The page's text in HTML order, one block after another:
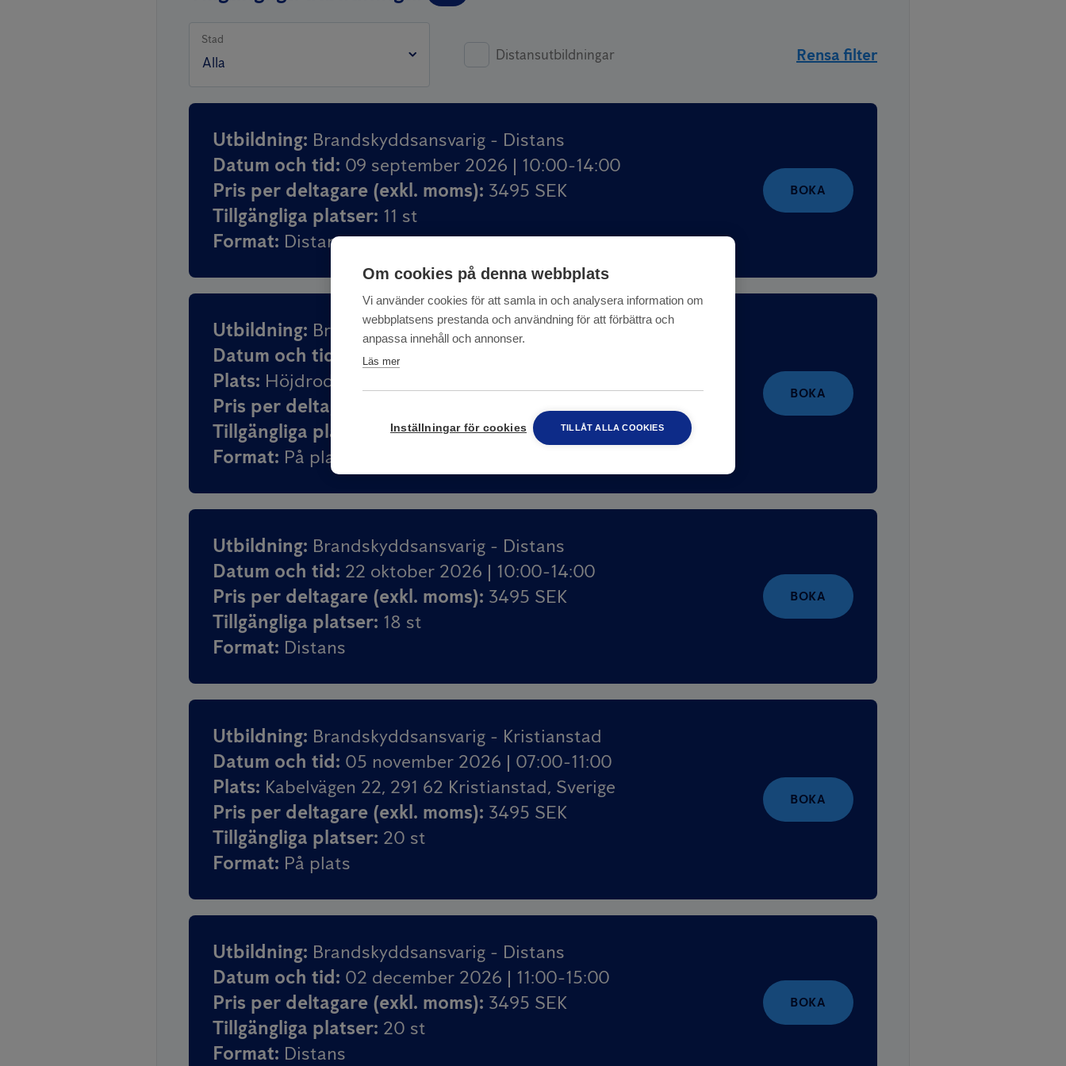
Stad
Distansutbildningar Rensa filter
Utbildning: Brandskyddsansvarig - Distans
Datum och tid: 09 september 2026 | 10:00-14:00
Pris per deltagare (exkl. moms): 3495 SEK
Tillgängliga platser: 11 st
Format: Distans
BOKA
Utbildning: Brandskyddsansvarig - Malmö
Datum och tid
08 oktober 2026 | 06:00-10:00
Plats: Höjdrodergatan 7, 212 39 Malmö, Sverige
Pris per deltagare (exkl. moms)
3495 SEK
Tillgängliga platser
20st
Format: På plats
BOKA
Utbildning: Brandskyddsansvarig - Distans
Datum och tid: 22 oktober 2026 | 10:00-14:00
Pris per deltagare (exkl. moms): 3495 SEK
Tillgängliga platser: 18 st
Format: Distans
BOKA
Utbildning: Brandskyddsansvarig - Kristianstad
Datum och tid: 05 november 2026 | 07:00-11:00
Plats: Kabelvägen 22, 291 62 Kristianstad, Sverige
Pris per deltagare (exkl. moms): 3495 SEK
Tillgängliga platser: 20 st
Format: På plats
BOKA
Utbildning: Brandskyddsansvarig - Distans
Datum och tid: 02 december 2026 | 11:00-15:00
Pris per deltagare (exkl. moms): 3495 SEK
Tillgängliga platser: 20 st
Format: Distans
BOKA
Om cookies på denna webbplats
Vi använder cookies för att samla in och analysera information om
webbplatsens prestanda och användning för att förbättra och
anpassa innehåll och annonser.
Läs mer
Inställningar för cookies TILLÅT ALLA COOKIES